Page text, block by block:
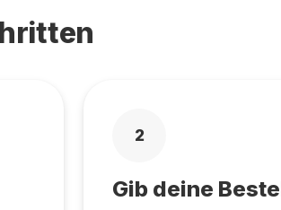
2
Gib deine